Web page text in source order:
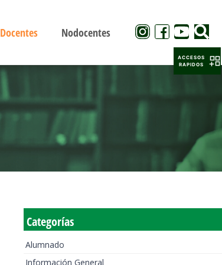
Docentes Nodocentes
Categorías
Alumnado
Información General
ACCESOS
RAPIDOS